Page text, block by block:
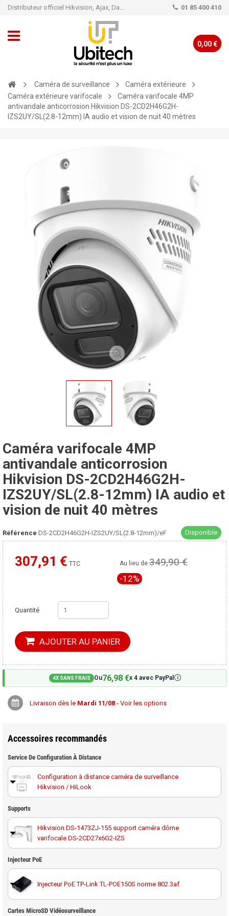
Distributeur officiel Hikvision, Ajax, Dahua, TP-Link - Caméra de vidéo surveillance - Alarme 01 85 400 410
0,00 €
Caméra de surveillance
Caméra extérieure
Caméra extérieure varifocale
Caméra varifocale 4MP
antivandale anticorrosion Hikvision DS-2CD2H46G2H-
IZS2UY/SL(2.8-12mm) IA audio et vision de nuit 40 mètres
Caméra varifocale 4MP
antivandale anticorrosion
Hikvision DS-2CD2H46G2H-
IZS2UY/SL(2.8-12mm) IA audio et
vision de nuit 40 mètres
Référence DS-2CD2H46G2H-IZS2UY/SL(2.8-12mm)/eF Disponible
307,91 € TTC
Moins cher ailleurs ? Au lieu de349,90 €
-12%
Quantité
AJOUTER AU PANIER
4X SANS FRAIS Ou76,98 €x 4 avec PayPal 🛈
Livraison dès le Mardi 11/08 - Voir les options
Accessoires recommandés
Service De Configuration À Distance
Configuration à distance caméra de surveillance
Hikvision / HiLook
Supports
Hikvision DS-1473ZJ-155 support caméra dôme
varifocale DS-2CD27x6G2-IZS
Hikvision DS-1473ZJ-155B support caméra dôme
varifocale DS-2CD27x6G2-IZS
Hikvision DS-1227ZJ-DM37 support de montage
encastrable faux plafond pour caméra DS-2CD27x6G2-
IZS
Injecteur PoE
Injecteur PoE TP-Link TL-POE150S norme 802.3af
Cartes MicroSD Vidéosurveillance